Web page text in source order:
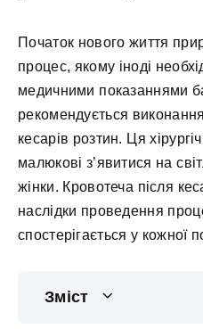
Початок нового життя
процес, якому іноді
медичними показаннями
рекомендується
кесарів розтин. Ця
малюкові з’явитися на
жінки. Кровотеча після
наслідки проведення
спостерігається у кожної
Зміст